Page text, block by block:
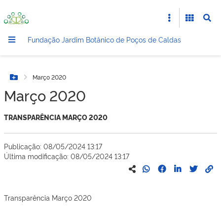
Fundação Jardim Botânico de Poços de Caldas
Botão Menu
Março 2020
Março 2020
TRANSPARÊNCIA MARÇO 2020
Publicação: 08/05/2024 13:17
Última modificação: 08/05/2024 13:17
Transparência Março 2020